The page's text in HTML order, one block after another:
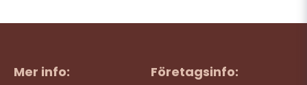
Mer info: Företagsinfo: